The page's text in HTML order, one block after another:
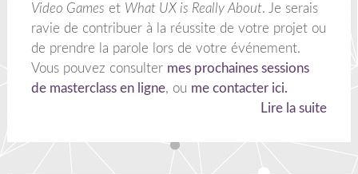
Video Games et What UX is Really About. Je serais
ravie de contribuer à la réussite de votre projet ou
de prendre la parole lors de votre événement.
Vous pouvez consulter mes prochaines sessions
de masterclass en ligne, ou me contacter ici.
Lire la suite